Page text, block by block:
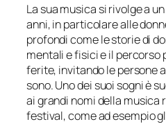
La sua musica si rivolge a
anni, in particolare alle
profondi come le storie di
mentali e fisici e il percorso
ferite, invitando le persone
sono. Uno dei suoi sogni è
ai grandi nomi della musica
festival, come ad esempio